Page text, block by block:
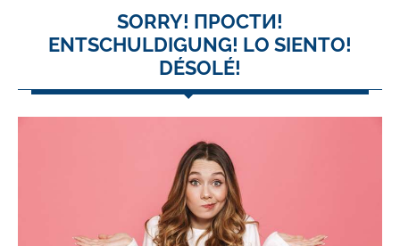
SORRY! ПРОСТИ!
ENTSCHULDIGUNG! LO SIENTO!
DÉSOLÉ!